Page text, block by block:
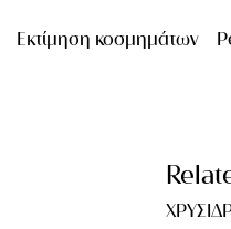
Εκτίμηση κοσμημάτων